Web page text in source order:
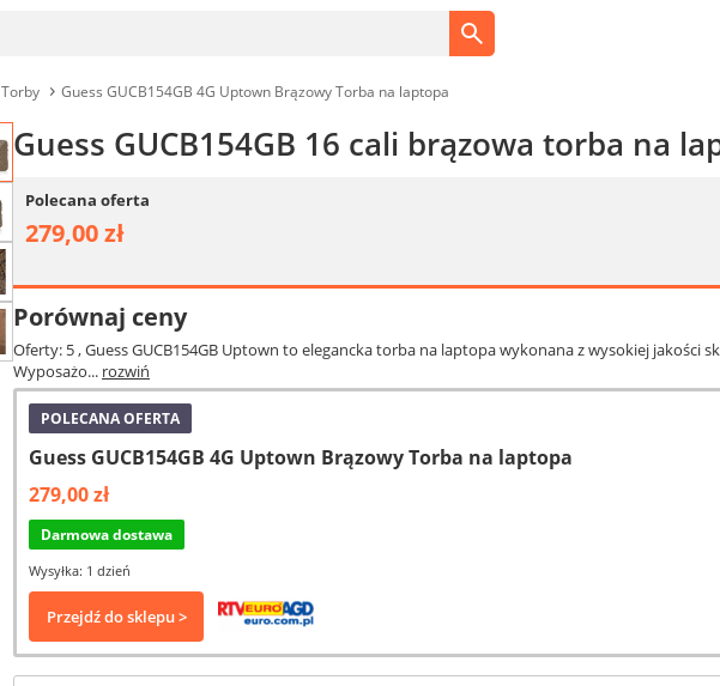
Torby Guess GUCB154GB 4G Uptown Brązowy Torba na laptopa
Guess GUCB154GB 16 cali brązowa torba na
Polecana oferta
279,00 zł
Porównaj ceny
Oferty: 5, Guess GUCB154GB Uptown to elegancka torba na laptopa wykonana z wysokiej
Wyposażo... rozwiń
POLECANA OFERTA
Guess GUCB154GB 4G Uptown Brązowy Torba na laptopa
279,00 zł
Darmowa dostawa
Wysyłka: 1 dzień
Przejdź do sklepu >